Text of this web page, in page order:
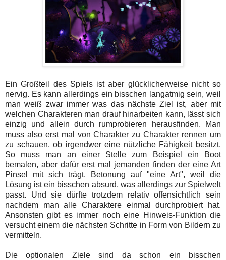
Ein Großteil des Spiels ist aber glücklicherweise nicht so
nervig. Es kann allerdings ein bisschen langatmig sein, weil
man weiß zwar immer was das nächste Ziel ist, aber mit
welchen Charakteren man drauf hinarbeiten kann, lässt sich
einzig und allein durch rumprobieren herausfinden. Man
muss also erst mal von Charakter zu Charakter rennen um
zu schauen, ob irgendwer eine nützliche Fähigkeit besitzt.
So muss man an einer Stelle zum Beispiel ein Boot
bemalen, aber dafür erst mal jemanden finden der eine Art
Pinsel mit sich trägt. Betonung auf "eine Art", weil die
Lösung ist ein bisschen absurd, was allerdings zur Spielwelt
passt. Und sie dürfte trotzdem relativ offensichtlich sein
nachdem man alle Charaktere einmal durchprobiert hat.
Ansonsten gibt es immer noch eine Hinweis-Funktion die
versucht einem die nächsten Schritte in Form von Bildern zu
vermitteln.
Die optionalen Ziele sind da schon ein bisschen